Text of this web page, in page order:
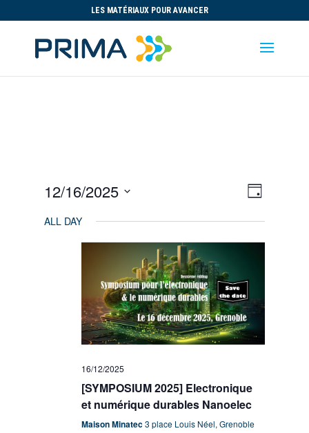
LES MATÉRIAUX POUR AVANCER
Views
Event
Day
12/16/2025
Select
ALL DAY
16/12/2025
[SYMPOSIUM 2025] Electronique
et numérique durables Nanoelec
Maison Minatec3 place Louis Néel, Grenoble